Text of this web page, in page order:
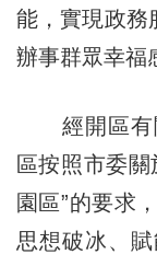
能，實現政務
辦事群眾幸
經開區有
區按照市委
園區”的要求
思想破冰、